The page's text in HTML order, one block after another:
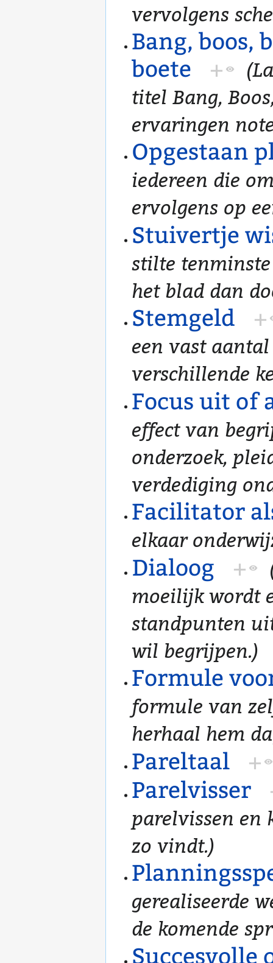
vervolgens
Bang, boos,
boete
+
titel Bang,
ervaringen
Opgestaan
iedereen die
ervolgens op
Stuivertje
stilte
het blad dan
Stemgeld +
een vast
verschillende
Focus uit of
effect van
onderzoek,
verdediging
Facilitator
elkaar
Dialoog +
moeilijk wordt
standpunten
wil begrijpen.)
Formule
formule van
herhaal hem
Pareltaal
+
Parelvisser
parelvissen en
zo vindt.)
gerealiseerde
de komende
Succesvolle